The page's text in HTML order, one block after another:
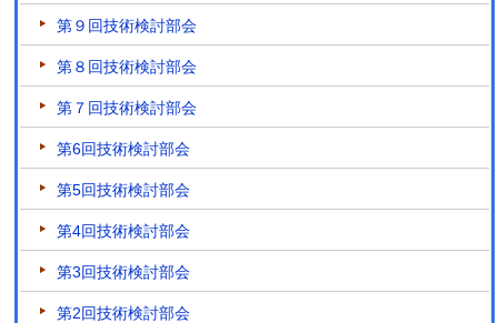
第９回技術検討部会
第８回技術検討部会
第７回技術検討部会
第6回技術検討部会
第5回技術検討部会
第4回技術検討部会
第3回技術検討部会
第2回技術検討部会